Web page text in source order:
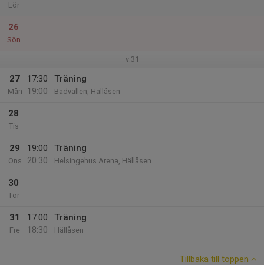
Lör
26
Sön
v.31
27
Mån
17:30
19:00
Träning
Badvallen, Hällåsen
28
Tis
29
Ons
19:00
20:30
Träning
Helsingehus Arena, Hällåsen
30
Tor
31
Fre
17:00
18:30
Träning
Hällåsen
Tillbaka till toppen